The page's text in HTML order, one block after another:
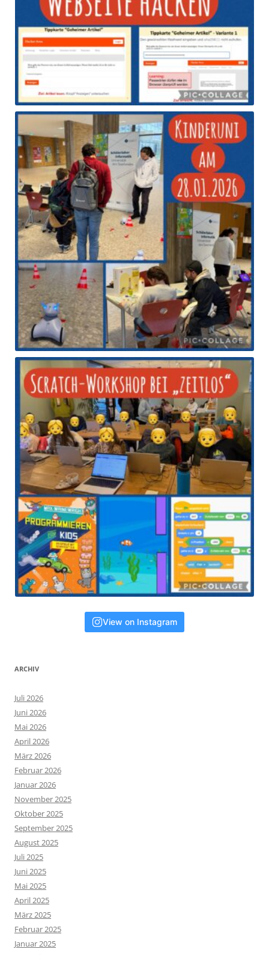
View on Instagram
ARCHIV
Juli 2026
Juni 2026
Mai 2026
April 2026
März 2026
Februar 2026
Januar 2026
November 2025
Oktober 2025
September 2025
August 2025
Juli 2025
Juni 2025
Mai 2025
April 2025
März 2025
Februar 2025
Januar 2025